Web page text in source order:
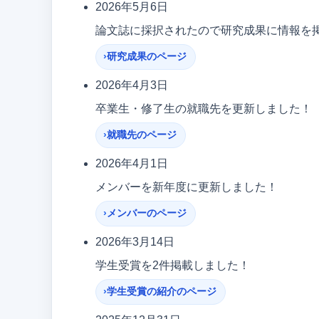
2026年5月6日
論文誌に採択されたので研究成果に情報を
研究成果のページ
2026年4月3日
卒業生・修了生の就職先を更新しました！
就職先のページ
2026年4月1日
メンバーを新年度に更新しました！
メンバーのページ
2026年3月14日
学生受賞を2件掲載しました！
学生受賞の紹介のページ